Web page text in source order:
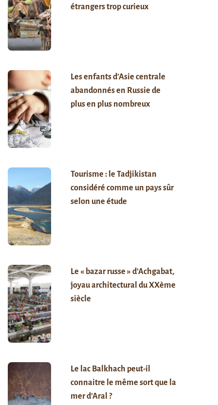
étrangers trop curieux
Les enfants d’Asie centrale
abandonnés en Russie de
plus en plus nombreux
Tourisme : le Tadjikistan
considéré comme un pays sûr
selon une étude
Le « bazar russe » d’Achgabat,
joyau architectural du XXème
siècle
Le lac Balkhach peut-il
connaitre le même sort que la
mer d’Aral ?